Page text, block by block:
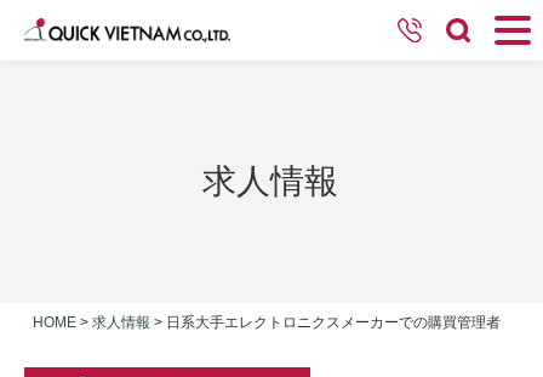
求人情報
HOME > 求人情報 > 日系大手エレクトロニクスメーカーでの購買管理者